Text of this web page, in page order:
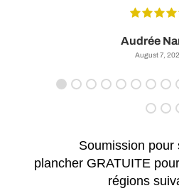
Audrée
August 7,
Soumission pour
plancher GRATUITE
régions